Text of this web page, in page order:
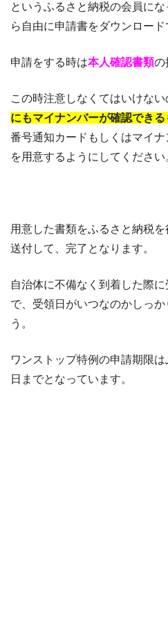
というふるさと納税の会員に
ら自由に申請書をダウンロード
申請をする時は本人確認書類の
この時注意しなくてはいけな
にもマイナンバーが確認できる
番号通知カードもしくはマイ
を用意するようにしてください
用意した書類をふるさと納税
送付して、完了となります。
自治体に不備なく到着した際
で、受領日がいつなのかしっ
う。
ワンストップ特例の申請期限
日までとなっています。